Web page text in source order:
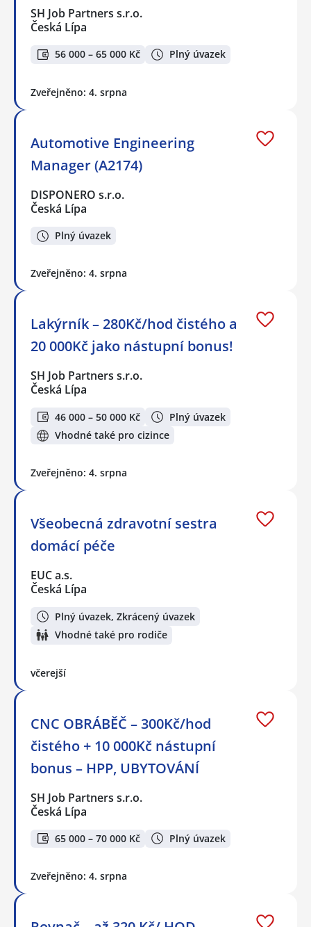
SH Job Partners s.r.o.
Česká Lípa
56 000 – 65 000 Kč Plný úvazek
Zveřejněno: 4. srpna
Automotive Engineering
Manager (A2174)
DISPONERO s.r.o.
Česká Lípa
Plný úvazek
Zveřejněno: 4. srpna
Lakýrník – 280Kč/hod čistého a
20 000Kč jako nástupní bonus!
SH Job Partners s.r.o.
Česká Lípa
46 000 – 50 000 Kč
Plný úvazek
Vhodné také pro cizince
Zveřejněno: 4. srpna
Všeobecná zdravotní sestra
domácí péče
EUC a.s.
Česká Lípa
Plný úvazek, Zkrácený úvazek
Vhodné také pro rodiče
včerejší
CNC OBRÁBĚČ – 300Kč/hod
čistého + 10 000Kč nástupní
bonus – HPP, UBYTOVÁNÍ
SH Job Partners s.r.o.
Česká Lípa
65 000 – 70 000 Kč Plný úvazek
Zveřejněno: 4. srpna